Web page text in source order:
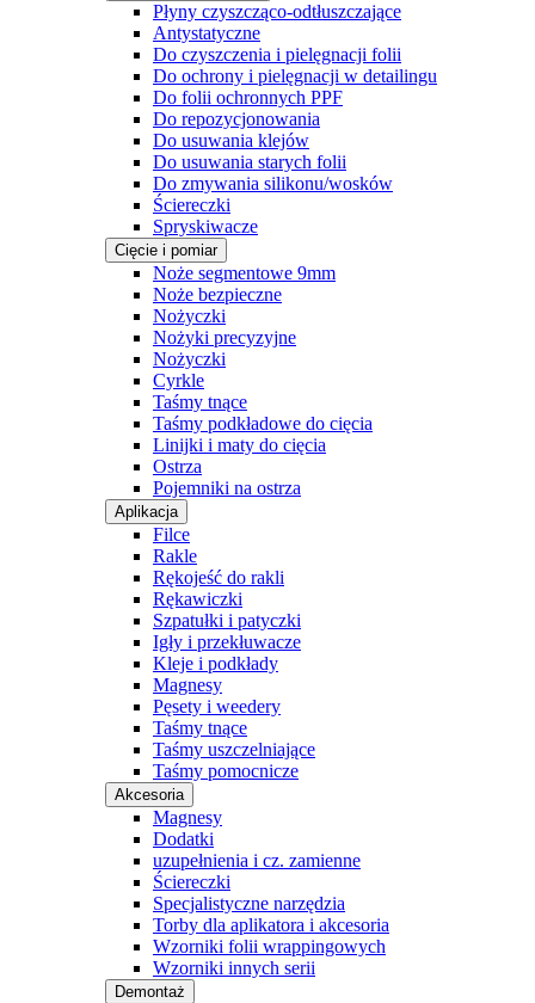
Płyny czyszcząco-odtłuszczające
Antystatyczne
Do czyszczenia i pielęgnacji folii
Do ochrony i pielęgnacji w detailingu
Do folii ochronnych PPF
Do repozycjonowania
Do usuwania klejów
Do usuwania starych folii
Do zmywania silikonu/wosków
Ściereczki
Spryskiwacze
Cięcie i pomiar
Noże segmentowe 9mm
Noże bezpieczne
Nożyczki
Nożyki precyzyjne
Nożyczki
Cyrkle
Taśmy tnące
Taśmy podkładowe do cięcia
Linijki i maty do cięcia
Ostrza
Pojemniki na ostrza
Aplikacja
Filce
Rakle
Rękojeść do rakli
Rękawiczki
Szpatułki i patyczki
Igły i przekłuwacze
Kleje i podkłady
Magnesy
Pęsety i weedery
Taśmy tnące
Taśmy uszczelniające
Taśmy pomocnicze
Akcesoria
Magnesy
Dodatki
uzupełnienia i cz. zamienne
Ściereczki
Specjalistyczne narzędzia
Torby dla aplikatora i akcesoria
Wzorniki folii wrappingowych
Wzorniki innych serii
Demontaż